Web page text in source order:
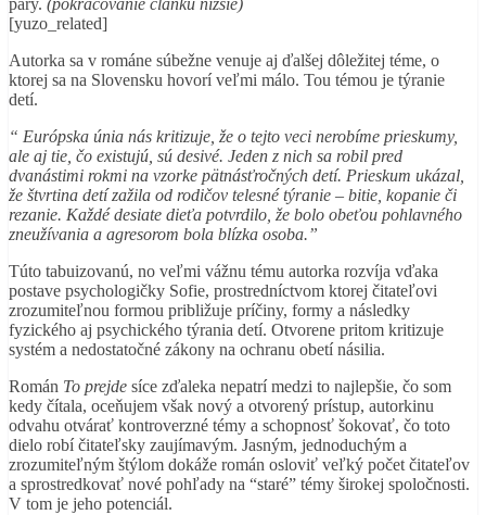
páry. (pokračovanie článku nižšie)
[yuzo_related]
Autorka sa v románe súbežne venuje aj ďalšej dôležitej téme, o
ktorej sa na Slovensku hovorí veľmi málo. Tou témou je týranie
detí.
“ Európska únia nás kritizuje, že o tejto veci nerobíme prieskumy,
ale aj tie, čo existujú, sú desivé. Jeden z nich sa robil pred
dvanástimi rokmi na vzorke pätnásťročných detí. Prieskum ukázal,
že štvrtina detí zažila od rodičov telesné týranie – bitie, kopanie či
rezanie. Každé desiate dieťa potvrdilo, že bolo obeťou pohlavného
zneužívania a agresorom bola blízka osoba.”
Túto tabuizovanú, no veľmi vážnu tému autorka rozvíja vďaka
postave psychologičky Sofie, prostredníctvom ktorej čitateľovi
zrozumiteľnou formou približuje príčiny, formy a následky
fyzického aj psychického týrania detí. Otvorene pritom kritizuje
systém a nedostatočné zákony na ochranu obetí násilia.
Román To prejde síce zďaleka nepatrí medzi to najlepšie, čo som
kedy čítala, oceňujem však nový a otvorený prístup, autorkinu
odvahu otvárať kontroverzné témy a schopnosť šokovať, čo toto
dielo robí čitateľsky zaujímavým. Jasným, jednoduchým a
zrozumiteľným štýlom dokáže román osloviť veľký počet čitateľov
a sprostredkovať nové pohľady na “staré” témy širokej spoločnosti.
V tom je jeho potenciál.